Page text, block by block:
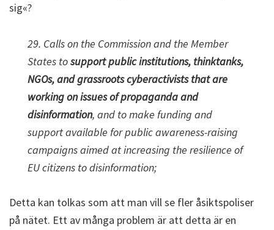
sig«?
29. Calls on the Commission and the Member
States tosupport public institutions, thinktanks,
NGOs, and grassroots cyberactivists that are
working on issues of propaganda and
disinformation, and to make funding and
support available for public awareness-raising
campaigns aimed at increasing the resilience of
EU citizens to disinformation;
Detta kan tolkas som att man vill se fler åsiktspoliser
på nätet. Ett av många problem är att detta är en